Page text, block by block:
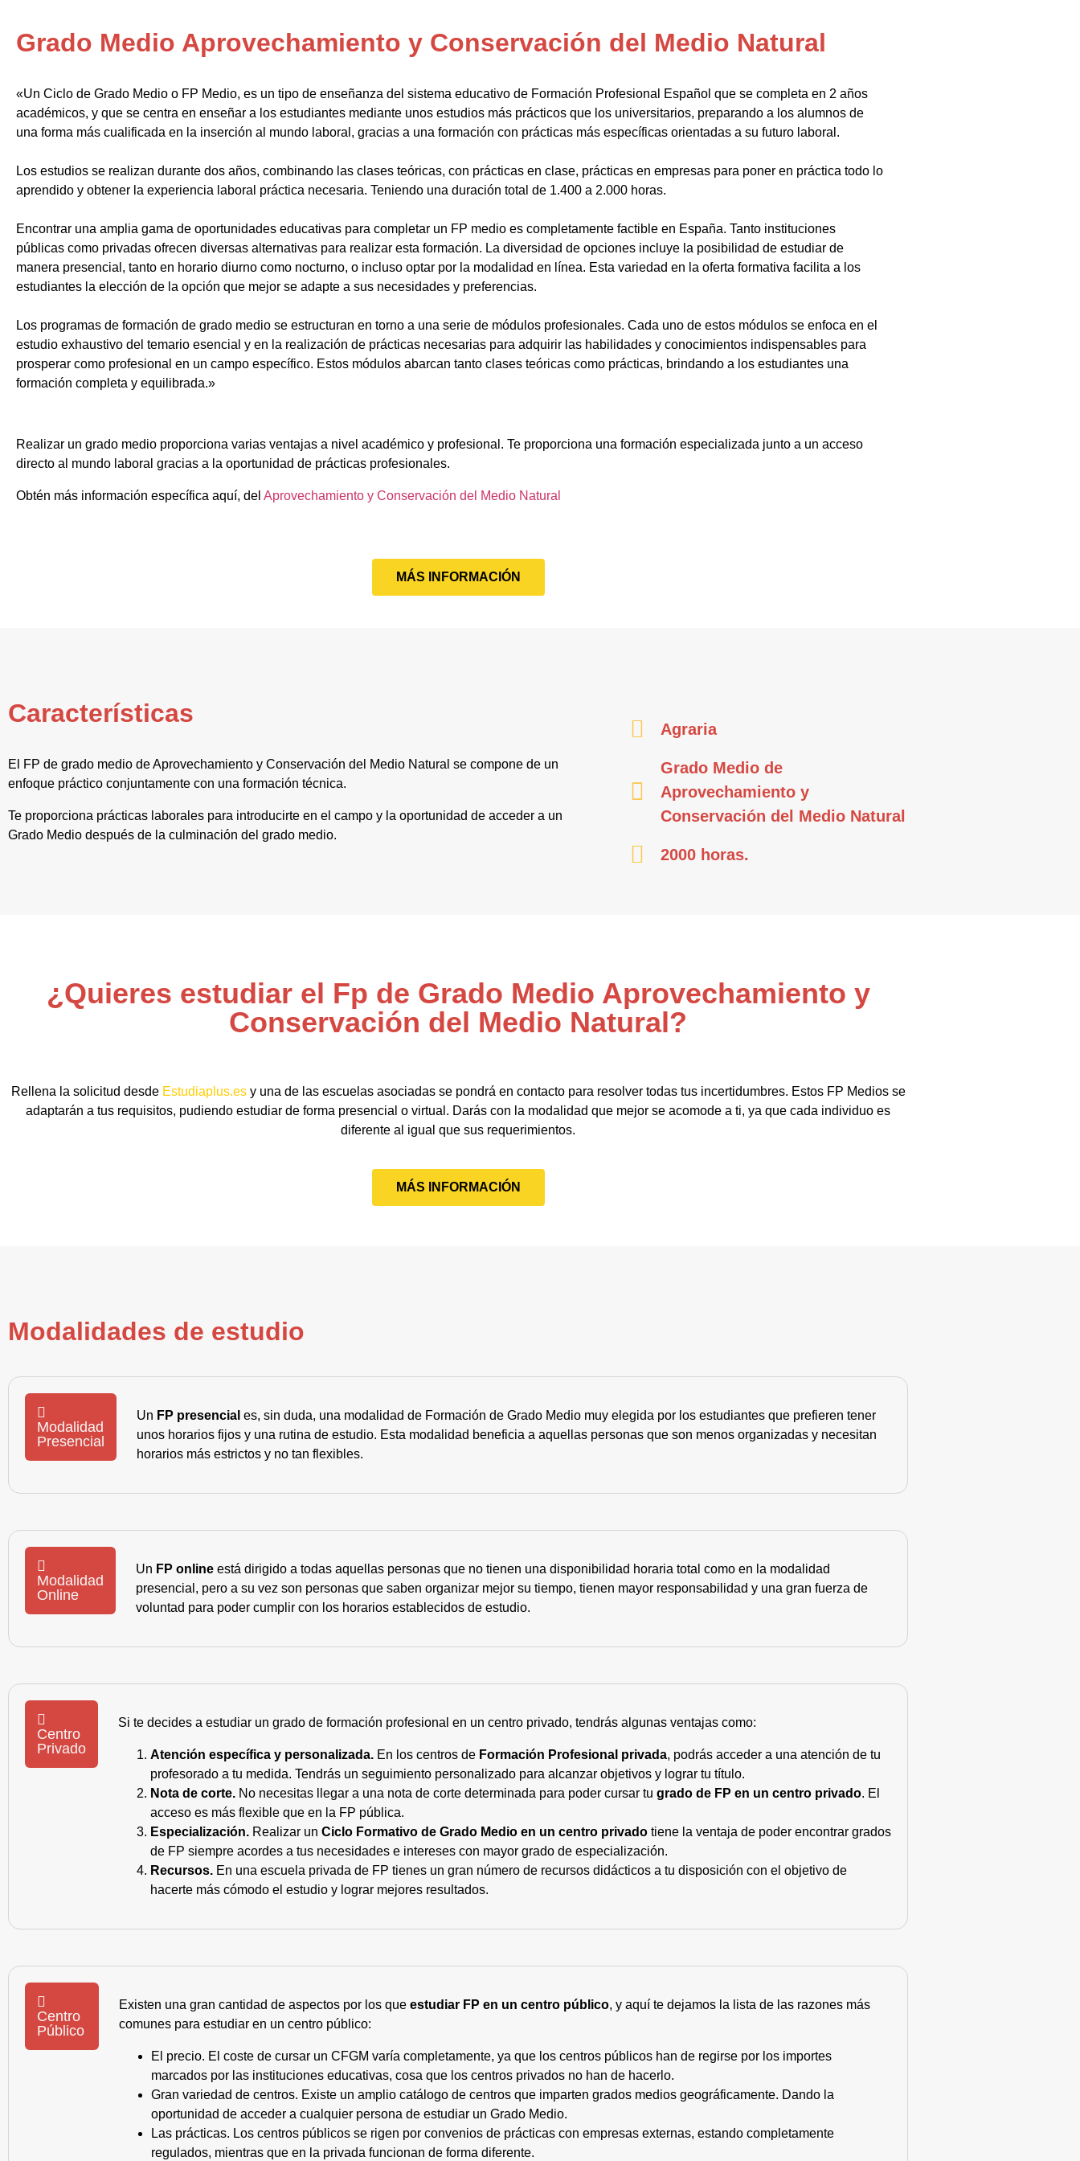
Grado Medio Aprovechamiento y Conservación del Medio Natural
«Un Ciclo de Grado Medio o FP Medio, es un tipo de enseñanza del sistema educativo de Formación Profesional Español que se completa en 2 años
académicos, y que se centra en enseñar a los estudiantes mediante unos estudios más prácticos que los universitarios, preparando a los alumnos de
una forma más cualificada en la inserción al mundo laboral, gracias a una formación con prácticas más específicas orientadas a su futuro laboral.
Los estudios se realizan durante dos años, combinando las clases teóricas, con prácticas en clase, prácticas en empresas para poner en práctica todo lo
aprendido y obtener la experiencia laboral práctica necesaria. Teniendo una duración total de 1.400 a 2.000 horas.
Encontrar una amplia gama de oportunidades educativas para completar un FP medio es completamente factible en España. Tanto instituciones
públicas como privadas ofrecen diversas alternativas para realizar esta formación. La diversidad de opciones incluye la posibilidad de estudiar de
manera presencial, tanto en horario diurno como nocturno, o incluso optar por la modalidad en línea. Esta variedad en la oferta formativa facilita a los
estudiantes la elección de la opción que mejor se adapte a sus necesidades y preferencias.
Los programas de formación de grado medio se estructuran en torno a una serie de módulos profesionales. Cada uno de estos módulos se enfoca en el
estudio exhaustivo del temario esencial y en la realización de prácticas necesarias para adquirir las habilidades y conocimientos indispensables para
prosperar como profesional en un campo específico. Estos módulos abarcan tanto clases teóricas como prácticas, brindando a los estudiantes una
formación completa y equilibrada.»
Realizar un grado medio proporciona varias ventajas a nivel académico y profesional. Te proporciona una formación especializada junto a un acceso
directo al mundo laboral gracias a la oportunidad de prácticas profesionales.
Obtén más información específica aquí, del Aprovechamiento y Conservación del Medio Natural
MÁS INFORMACIÓN
Características
El FP de grado medio de Aprovechamiento y Conservación del Medio Natural se compone de un
enfoque práctico conjuntamente con una formación técnica.
Te proporciona prácticas laborales para introducirte en el campo y la oportunidad de acceder a un
Grado Medio después de la culminación del grado medio.
Agraria
Grado Medio de
Aprovechamiento y
Conservación del Medio Natural
2000 horas.
¿Quieres estudiar el Fp de Grado Medio Aprovechamiento y
Conservación del Medio Natural?
Rellena la solicitud desde Estudiaplus.esy una de las escuelas asociadas se pondrá en contacto para resolver todas tus incertidumbres. Estos FP Medios se
adaptarán a tus requisitos, pudiendo estudiar de forma presencial o virtual. Darás con la modalidad que mejor se acomode a ti, ya que cada individuo es
diferente al igual que sus requerimientos.
MÁS INFORMACIÓN
Modalidades de estudio
Modalidad
Presencial
Un FP presencial es, sin duda, una modalidad de Formación de Grado Medio muy elegida por los estudiantes que prefieren tener
unos horarios fijos y una rutina de estudio. Esta modalidad beneficia a aquellas personas que son menos organizadas y necesitan
horarios más estrictos y no tan flexibles.
Modalidad
Online
Un FP online está dirigido a todas aquellas personas que no tienen una disponibilidad horaria total como en la modalidad
presencial, pero a su vez son personas que saben organizar mejor su tiempo, tienen mayor responsabilidad y una gran fuerza de
voluntad para poder cumplir con los horarios establecidos de estudio.
Centro
Privado
Si te decides a estudiar un grado de formación profesional en un centro privado, tendrás algunas ventajas como:
Atención específica y personalizada. En los centros de Formación Profesional privada, podrás acceder a una atención de tu
profesorado a tu medida. Tendrás un seguimiento personalizado para alcanzar objetivos y lograr tu título.
Nota de corte. No necesitas llegar a una nota de corte determinada para poder cursar tu grado de FP en un centro privado. El
acceso es más flexible que en la FP pública.
Especialización. Realizar un Ciclo Formativo de Grado Medio en un centro privado tiene la ventaja de poder encontrar grados
de FP siempre acordes a tus necesidades e intereses con mayor grado de especialización.
Recursos. En una escuela privada de FP tienes un gran número de recursos didácticos a tu disposición con el objetivo de
hacerte más cómodo el estudio y lograr mejores resultados.
Centro
Público
Existen una gran cantidad de aspectos por los queestudiar FP en un centro público, y aquí te dejamos la lista de las razones más
comunes para estudiar en un centro público:
El precio. El coste de cursar un CFGM varía completamente, ya que los centros públicos han de regirse por los importes
marcados por las instituciones educativas, cosa que los centros privados no han de hacerlo.
Gran variedad de centros. Existe un amplio catálogo de centros que imparten grados medios geográficamente. Dando la
oportunidad de acceder a cualquier persona de estudiar un Grado Medio.
Las prácticas. Los centros públicos se rigen por convenios de prácticas con empresas externas, estando completamente
regulados, mientras que en la privada funcionan de forma diferente.